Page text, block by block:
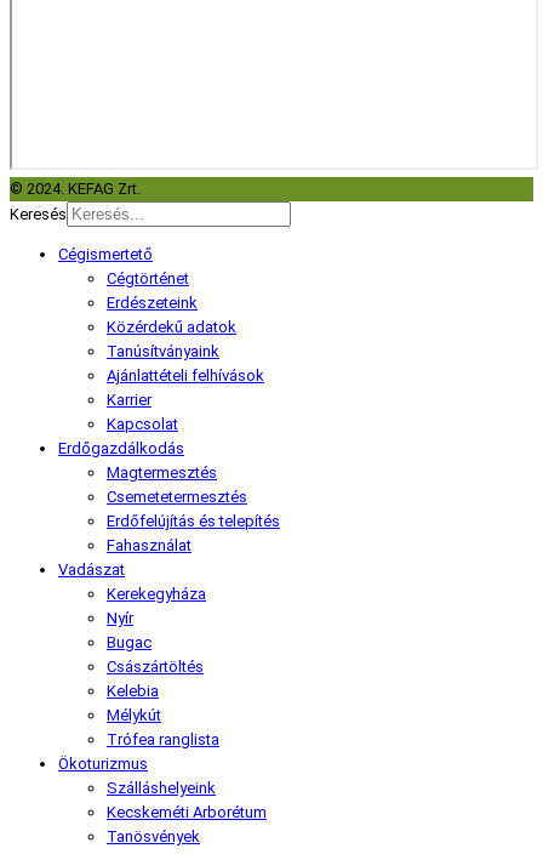
© 2024. KEFAG Zrt.
Keresés
Cégismertető
Cégtörténet
Erdészeteink
Közérdekű adatok
Tanúsítványaink
Ajánlattételi felhívások
Karrier
Kapcsolat
Erdőgazdálkodás
Magtermesztés
Csemetetermesztés
Erdőfelújítás és telepítés
Fahasználat
Vadászat
Kerekegyháza
Nyír
Bugac
Császártöltés
Kelebia
Mélykút
Trófea ranglista
Ökoturizmus
Szálláshelyeink
Kecskeméti Arborétum
Tanösvények